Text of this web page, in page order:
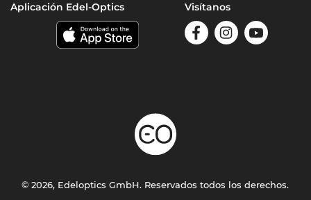
Aplicación Edel-Optics Visítanos
© 2026, Edeloptics GmbH. Reservados todos los derechos.